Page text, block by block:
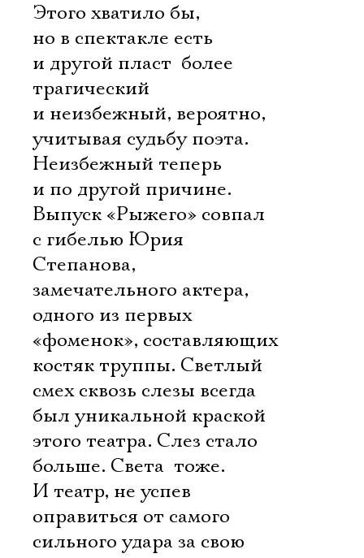
Этого хватило бы,
но в спектакле есть
и другой пласт  более
трагический
и неизбежный, вероятно,
учитывая судьбу поэта.
Неизбежный теперь
и по другой причине.
Выпуск «Рыжего» совпал
с гибелью Юрия
Степанова,
замечательного актера,
одного из первых
«фоменок», составляющих
костяк труппы. Светлый
смех сквозь слезы всегда
был уникальной краской
этого театра. Слез стало
больше. Света  тоже.
И театр, не успев
оправиться от самого
сильного удара за свою